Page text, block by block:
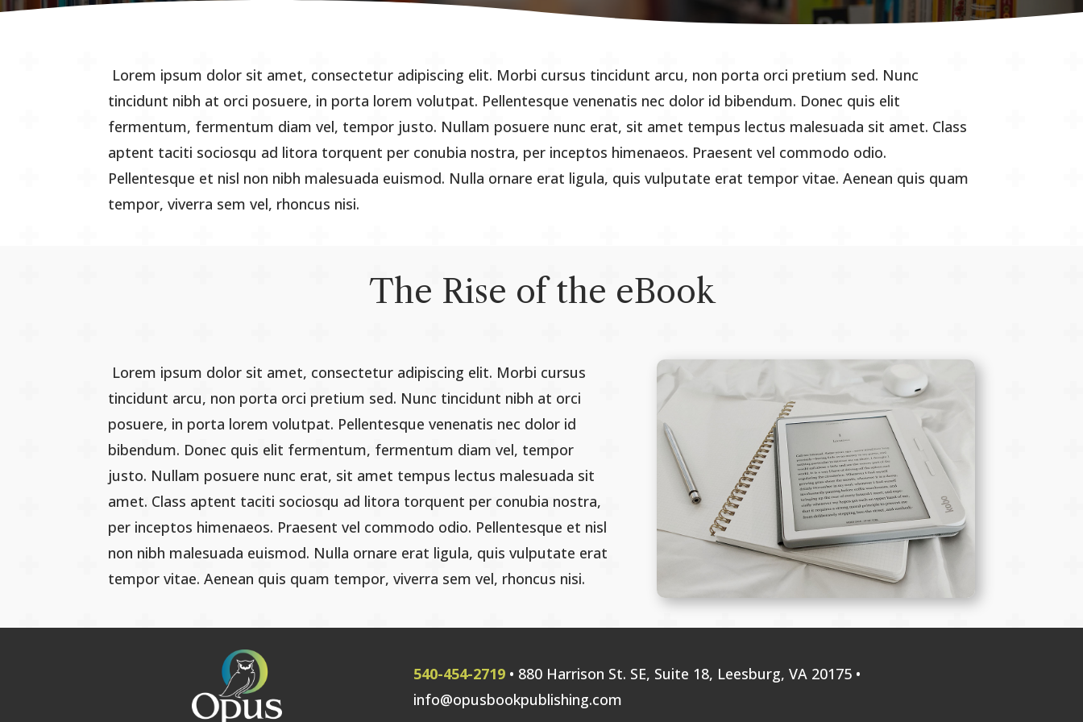
Lorem ipsum dolor sit amet, consectetur adipiscing elit. Morbi cursus tincidunt arcu, non porta orci pretium sed. Nunc
tincidunt nibh at orci posuere, in porta lorem volutpat. Pellentesque venenatis nec dolor id bibendum. Donec quis elit
fermentum, fermentum diam vel, tempor justo. Nullam posuere nunc erat, sit amet tempus lectus malesuada sit amet. Class
aptent taciti sociosqu ad litora torquent per conubia nostra, per inceptos himenaeos. Praesent vel commodo odio.
Pellentesque et nisl non nibh malesuada euismod. Nulla ornare erat ligula, quis vulputate erat tempor vitae. Aenean quis quam
tempor, viverra sem vel, rhoncus nisi.
The Rise of the eBook
Lorem ipsum dolor sit amet, consectetur adipiscing elit. Morbi cursus
tincidunt arcu, non porta orci pretium sed. Nunc tincidunt nibh at orci
posuere, in porta lorem volutpat. Pellentesque venenatis nec dolor id
bibendum. Donec quis elit fermentum, fermentum diam vel, tempor
justo. Nullam posuere nunc erat, sit amet tempus lectus malesuada sit
amet. Class aptent taciti sociosqu ad litora torquent per conubia nostra,
per inceptos himenaeos. Praesent vel commodo odio. Pellentesque et nisl
non nibh malesuada euismod. Nulla ornare erat ligula, quis vulputate erat
tempor vitae. Aenean quis quam tempor, viverra sem vel, rhoncus nisi.
540-454-2719• 880 Harrison St. SE, Suite 18, Leesburg, VA 20175 •
info@opusbookpublishing.com